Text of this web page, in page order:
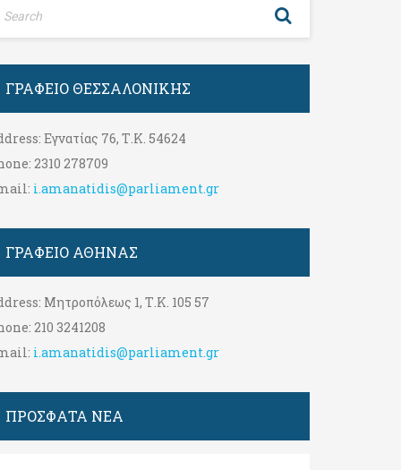
ΓΡΑΦΕΊΟ ΘΕΣΣΑΛΟΝΊΚΗΣ
Εγνατίας 76, Τ.Κ. 54624
2310 278709
i.amanatidis@parliament.gr
ΓΡΑΦΕΊΟ ΑΘΉΝΑΣ
Μητροπόλεως 1, Τ.Κ. 105 57
210 3241208
i.amanatidis@parliament.gr
ΠΡΟΣΦΑΤΑ ΝΕΑ